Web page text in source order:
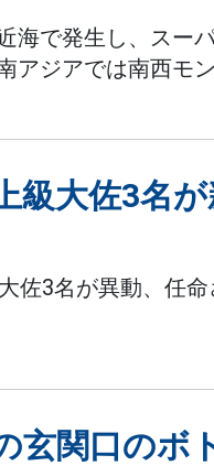
海で発生し、スー
アジアでは南西モ
級大佐3名
佐3名が異動、任
玄関口のボ